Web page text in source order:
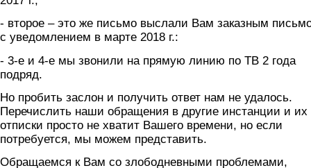
- второе – это же письмо выслали Вам заказным
с уведомлением в марте 2018 г.:
- 3-е и 4-е мы звонили на прямую линию по ТВ 2 года
подряд.
Но пробить заслон и получить ответ нам не удалось.
Перечислить наши обращения в другие инстанции и их
отписки просто не хватит Вашего времени, но если
потребуется, мы можем представить.
Обращаемся к Вам со злободневными проблемами,